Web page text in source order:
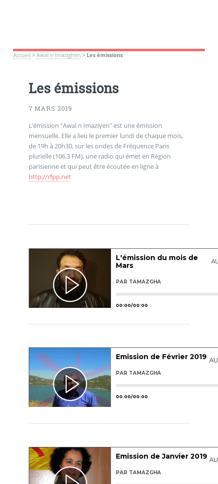
Accueil > Awal n Imazighen > Les émissions
Les émissions
7 MARS 2019
L’émission "Awal n Imaziγen" est une émission
mensuelle. Elle a lieu le premier lundi de chaque mois,
de 19h à 20h30, sur les ondes de Fréquence Paris
plurielle (106.3 FM), une radio qui émet en Région
parisienne et qui peut être écoutée en ligne à
http://rfpp.net